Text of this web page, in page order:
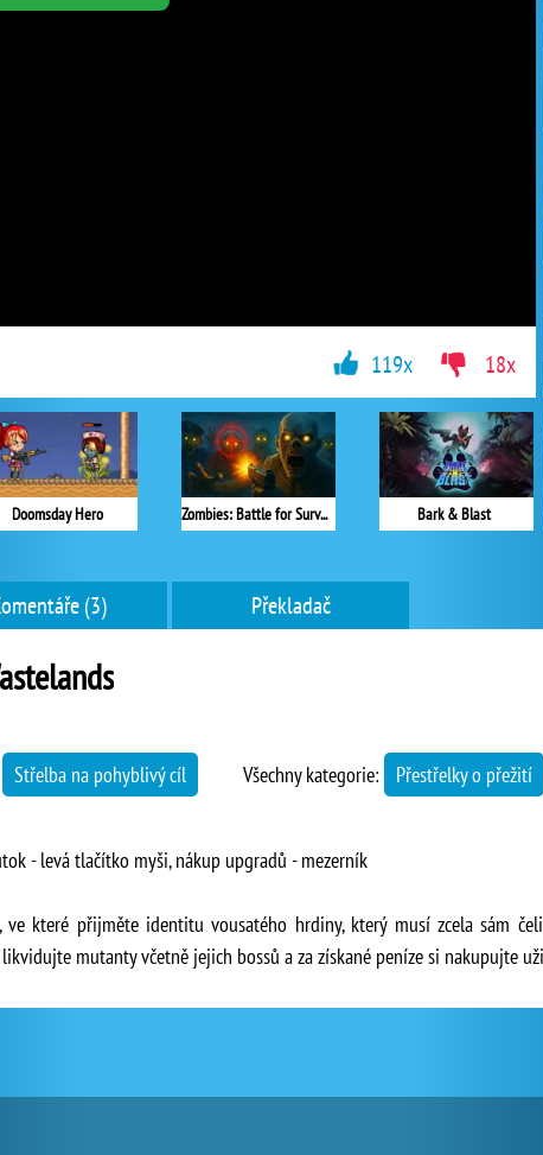
Doomsday Hero Zombies: Battle for Survival Bark & Blast
119x 18x
(3) Překladač
Střelba na pohyblivý cíl Všechny kategorie: Přestřelky o přežití
- levá tlačítko myši, nákup upgradů - mezerník
ve které přijměte identitu vousatého hrdiny, který musí zcela sám
mutanty včetně jejich bossů a za získané peníze si nakupujte